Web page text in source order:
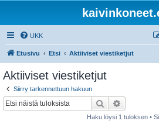
UKK
Etusivu Etsi Aktiiviset viestiketjut
Aktiiviset viestiketjut
Siirry tarkennettuun hakuun
Etsi
Haku löysi 1 tuloksen •